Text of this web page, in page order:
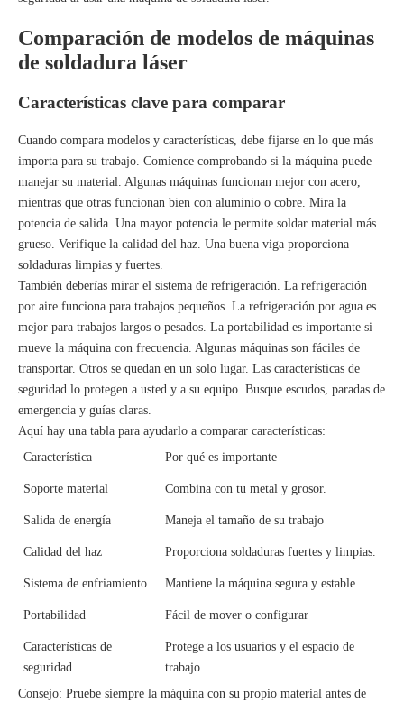
Comparación de modelos de máquinas
de soldadura láser
Características clave para comparar
Cuando compara modelos y características, debe fijarse en lo que más
importa para su trabajo. Comience comprobando si la máquina puede
manejar su material. Algunas máquinas funcionan mejor con acero,
mientras que otras funcionan bien con aluminio o cobre. Mira la
potencia de salida. Una mayor potencia le permite soldar material más
grueso. Verifique la calidad del haz. Una buena viga proporciona
soldaduras limpias y fuertes.
También deberías mirar el sistema de refrigeración. La refrigeración
por aire funciona para trabajos pequeños. La refrigeración por agua es
mejor para trabajos largos o pesados. La portabilidad es importante si
mueve la máquina con frecuencia. Algunas máquinas son fáciles de
transportar. Otros se quedan en un solo lugar. Las características de
seguridad lo protegen a usted y a su equipo. Busque escudos, paradas de
emergencia y guías claras.
Aquí hay una tabla para ayudarlo a comparar características:
Característica
Por qué es importante
Soporte material Combina con tu metal y grosor.
Salida de energía Maneja el tamaño de su trabajo
Calidad del haz Proporciona soldaduras fuertes y limpias.
Sistema de enfriamiento Mantiene la máquina segura y estable
Portabilidad Fácil de mover o configurar
Características de
seguridad
Protege a los usuarios y el espacio de
trabajo.
Consejo: Pruebe siempre la máquina con su propio material antes de